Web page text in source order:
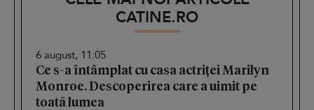
CATINE.RO
6 august, 11:05
Ce s-a întâmplat cu casa actriței Marilyn
Monroe. Descoperirea care a uimit pe
toată lumea